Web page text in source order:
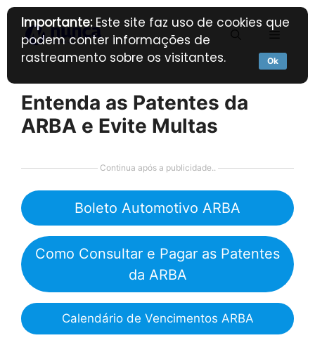
Pular
para
conteúdo
Entenda as Patentes da
ARBA e Evite Multas
Continua após a publicidade..
Boleto Automotivo ARBA
Como Consultar e Pagar as Patentes
da ARBA
Calendário de Vencimentos ARBA
Importante:Este site faz uso de cookies que
podem conter informações de
rastreamento sobre os visitantes.
Ok